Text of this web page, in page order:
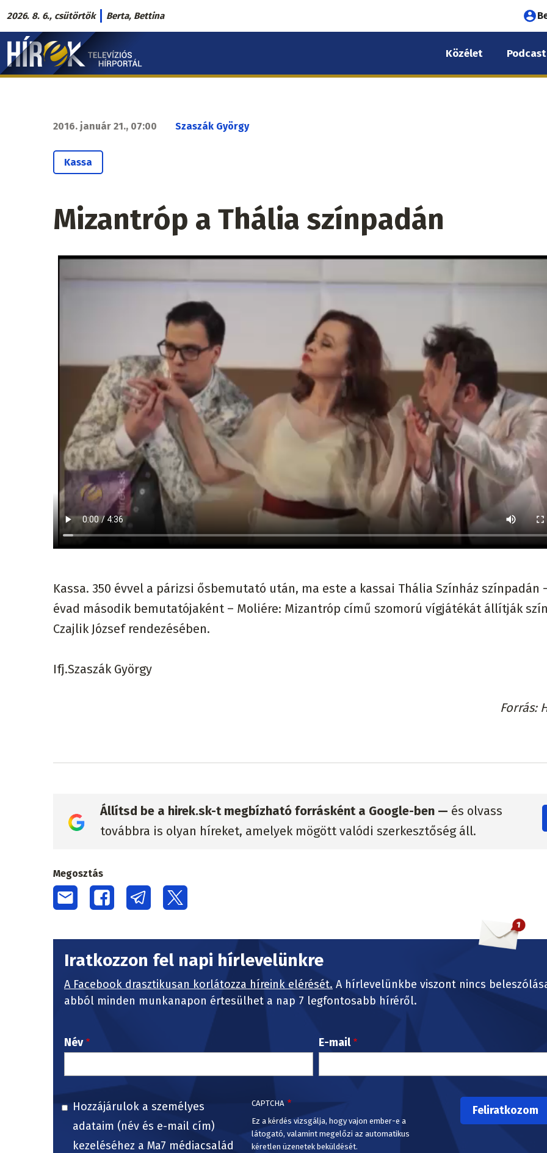
Ugrás
a
tartalomra
2026. 8. 6., csütörtök Berta, Bettina
fiók
Hírek.sk
fő
Közélet Podcast
2016. január 21., 07:00 Szaszák György
Kassa
Mizantróp a Thália színpadán
Kassa. 350 évvel a párizsi ősbemutató után, ma este a kassai Thália Színház színpadán
évad második bemutatójaként – Moliére: Mizantróp című szomorú vígjátékát állítják
Czajlik József rendezésében.
Ifj.Szaszák György
Forrás
Állítsd be a hirek.sk-t megbízható forrásként a Google-ben — és olvass
továbbra is olyan híreket, amelyek mögött valódi szerkesztőség áll.
Megosztás
Iratkozzon fel napi hírlevelünkre
A Facebook drasztikusan korlátozza híreink elérését. A hírlevelünkbe viszont nincs
abból minden munkanapon értesülhet a nap 7 legfontosabb híréről.
Név E-mail
Hozzájárulok a személyes
adataim (név és e-mail cím)
kezeléséhez a Ma7 médiacsalád
CAPTCHA
Ez a kérdés vizsgálja, hogy vajon ember-e a
látogató, valamint megelőzi az automatikus
kéretlen üzenetek beküldését.